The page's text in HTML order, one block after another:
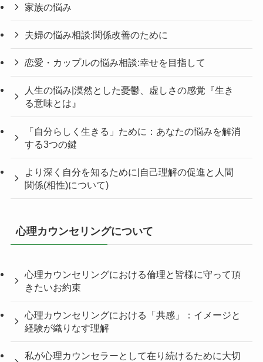
家族の悩み
夫婦の悩み相談:関係改善のために
恋愛・カップルの悩み相談:幸せを目指して
人生の悩み|漠然とした憂鬱、虚しさの感覚『生き
る意味とは』
「自分らしく生きる」ために：あなたの悩みを解消
する3つの鍵
より深く自分を知るために|自己理解の促進と人間
関係(相性)について)
心理カウンセリングについて
心理カウンセリングにおける倫理と皆様に守って頂
きたいお約束
心理カウンセリングにおける「共感」：イメージと
経験が織りなす理解
私が心理カウンセラーとして在り続けるために大切